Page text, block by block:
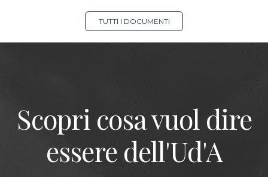
TUTTI I DOCUMENTI
Scopri cosa vuol dire
essere dell'Ud'A